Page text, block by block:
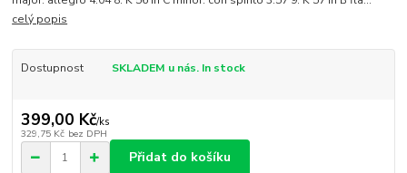
celý popis
Dostupnost SKLADEM u nás. In stock
399,00 Kč/ks
329,75 Kč bez DPH
Přidat do košíku